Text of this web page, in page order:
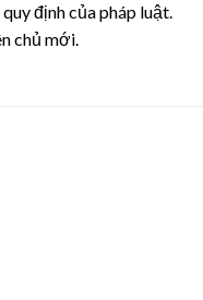
định của pháp luật.
chủ mới.